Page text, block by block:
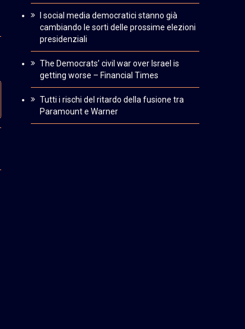
I social media democratici stanno già
cambiando le sorti delle prossime elezioni
presidenziali
The Democrats’ civil war over Israel is
getting worse – Financial Times
Tutti i rischi del ritardo della fusione tra
Paramount e Warner